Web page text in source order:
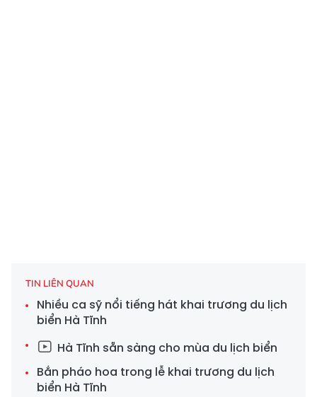
TIN LIÊN QUAN
Nhiều ca sỹ nổi tiếng hát khai trương du lịch
biển Hà Tĩnh
Hà Tĩnh sẵn sàng cho mùa du lịch biển
Bắn pháo hoa trong lễ khai trương du lịch
biển Hà Tĩnh